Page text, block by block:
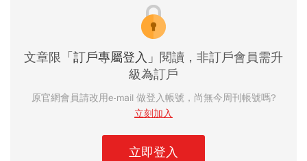
文章限 「訂戶專屬登入」 閱讀，非訂戶會員需升
級為訂戶
原官網會員請改用e-mail 做登入帳號，尚無今周刊帳號嗎?
立刻加入
立即登入